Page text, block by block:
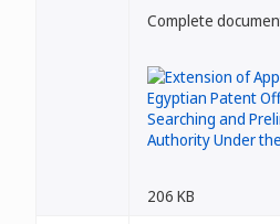
Complete
206 KB